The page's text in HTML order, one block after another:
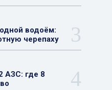
водоём:
черепаху
АЗС: где 8